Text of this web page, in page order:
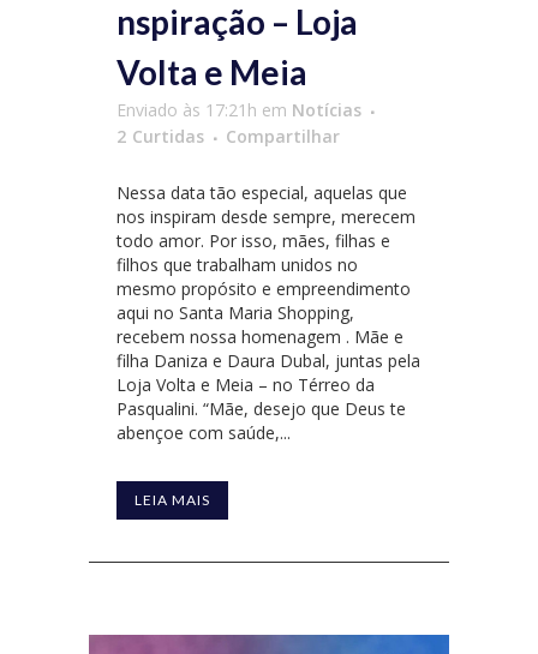
nspiração – Loja
Volta e Meia
Enviado às 17:21h em Notícias
2 Curtidas Compartilhar
Nessa data tão especial, aquelas que
nos inspiram desde sempre, merecem
todo amor. Por isso, mães, filhas e
filhos que trabalham unidos no
mesmo propósito e empreendimento
aqui no Santa Maria Shopping,
recebem nossa homenagem . Mãe e
filha Daniza e Daura Dubal, juntas pela
Loja Volta e Meia – no Térreo da
Pasqualini. “Mãe, desejo que Deus te
abençoe com saúde,...
LEIA MAIS